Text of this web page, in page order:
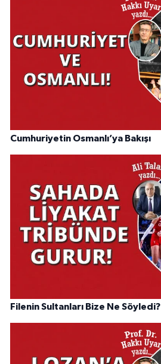
Cumhuriyetin Osmanlı’ya Bakışı
Filenin Sultanları Bize Ne Söyledi?